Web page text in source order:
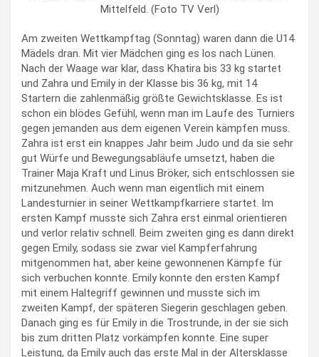
Mittelfeld. (Foto TV Verl)
Am zweiten Wettkampftag (Sonntag) waren dann die U14
Mädels dran. Mit vier Mädchen ging es los nach Lünen.
Nach der Waage war klar, dass Khatira bis 33 kg startet
und Zahra und Emily in der Klasse bis 36 kg, mit 14
Startern die zahlenmäßig größte Gewichtsklasse. Es ist
schon ein blödes Gefühl, wenn man im Laufe des Turniers
gegen jemanden aus dem eigenen Verein kämpfen muss.
Zahra ist erst ein knappes Jahr beim Judo und da sie sehr
gut Würfe und Bewegungsabläufe umsetzt, haben die
Trainer Maja Kraft und Linus Bröker, sich entschlossen sie
mitzunehmen. Auch wenn man eigentlich mit einem
Landesturnier in seiner Wettkampfkarriere startet. Im
ersten Kampf musste sich Zahra erst einmal orientieren
und verlor relativ schnell. Beim zweiten ging es dann direkt
gegen Emily, sodass sie zwar viel Kampferfahrung
mitgenommen hat, aber keine gewonnenen Kämpfe für
sich verbuchen konnte. Emily konnte den ersten Kampf
mit einem Haltegriff gewinnen und musste sich im
zweiten Kampf, der späteren Siegerin geschlagen geben.
Danach ging es für Emily in die Trostrunde, in der sie sich
bis zum dritten Platz vorkämpfen konnte. Eine super
Leistung, da Emily auch das erste Mal in der Altersklasse